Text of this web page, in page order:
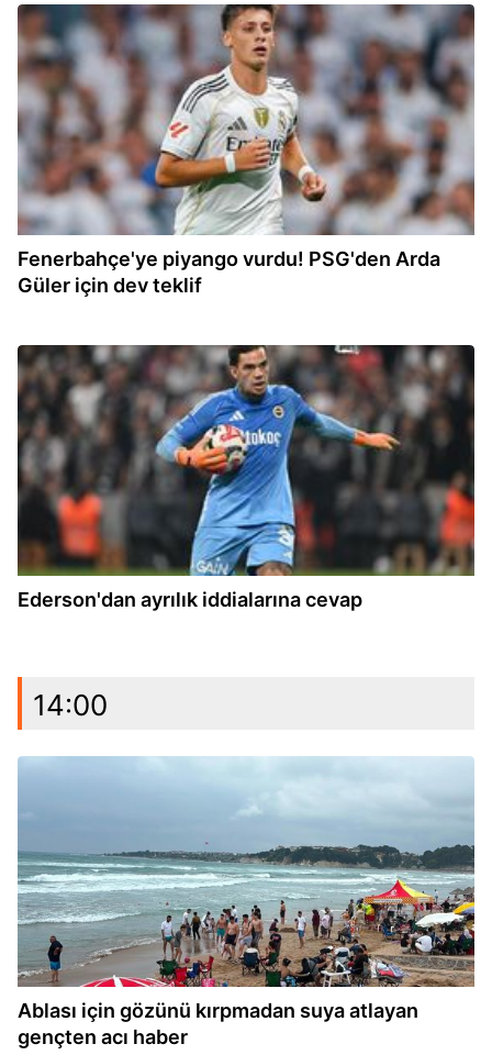
13:46
Fenerbahçe'ye piyango vurdu! PSG'den Arda
Güler için dev teklif
13:27
Ederson'dan ayrılık iddialarına cevap
14:00
Ablası için gözünü kırpmadan suya atlayan
gençten acı haber